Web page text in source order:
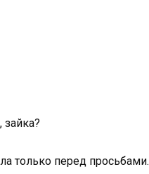
только перед просьбами.